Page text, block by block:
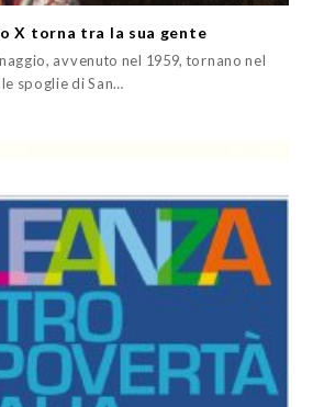
X torna tra la sua gente
avvenuto nel 1959, tornano nel
spoglie di San…